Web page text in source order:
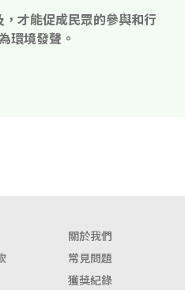
才能促成民眾的參與和行
環境發聲。
關於我們
常見問題
獲獎紀錄